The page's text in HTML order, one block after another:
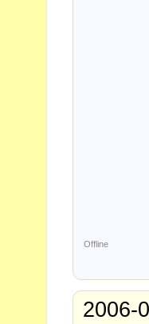
Offline
2006-